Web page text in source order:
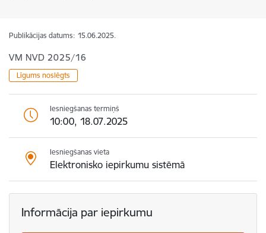
Publikācijas datums: 15.06.2025.
VM NVD 2025/16
Līgums noslēgts
Iesniegšanas termiņš
10:00, 18.07.2025
Iesniegšanas vieta
Elektronisko iepirkumu sistēmā
Informācija par iepirkumu